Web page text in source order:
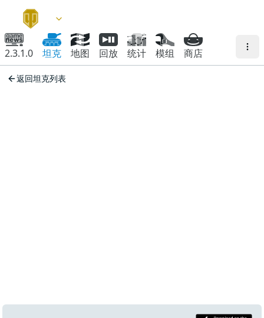
2.3.1.0 坦克 地图 回放 统计 模组 商店
返回坦克列表